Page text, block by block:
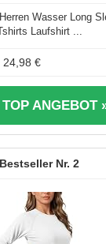
Wasser Long
Laufshirt ...
24,98 €
ANGEBOT
2